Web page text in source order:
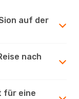
auf der
nach
für eine